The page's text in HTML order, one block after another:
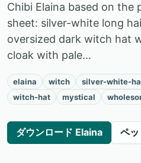
Chibi Elaina based on the
sheet: silver-white long
oversized dark witch hat
cloak with pale...
elaina witch silver-white-
witch-hat
mystical
ダウンロード Elaina ペ